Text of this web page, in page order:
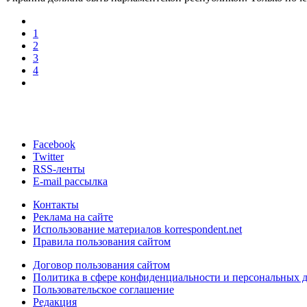
1
2
3
4
Facebook
Twitter
RSS-ленты
E-mail рассылка
Контакты
Реклама на сайте
Использование материалов korrespondent.net
Правила пользования сайтом
Договор пользования сайтом
Политика в сфере конфиденциальности и персональных
Пользовательское соглашение
Редакция